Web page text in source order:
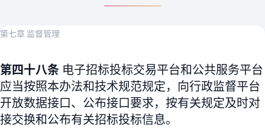
第七章 监督管理
第四十八条 电子招标投标交易平台和公共服务平台
应当按照本办法和技术规范规定，向行政监督平台
开放数据接口、公布接口要求，按有关规定及时对
接交换和公布有关招标投标信息。